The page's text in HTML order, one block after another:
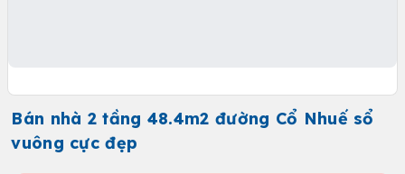
Bán nhà 2 tầng 48.4m2 đường Cổ Nhuế sổ
vuông cực đẹp